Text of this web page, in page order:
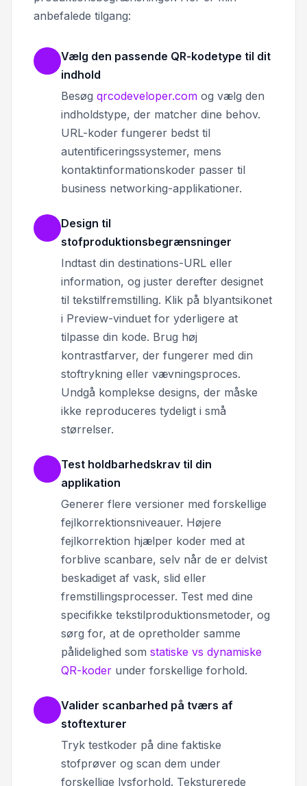
anbefalede tilgang:
Vælg den passende QR-kodetype til dit
indhold
Besøg qrcodeveloper.com og vælg den
indholdstype, der matcher dine behov.
URL-koder fungerer bedst til
autentificeringssystemer, mens
kontaktinformationskoder passer til
business networking-applikationer.
Design til
stofproduktionsbegrænsninger
Indtast din destinations-URL eller
information, og juster derefter designet
til tekstilfremstilling. Klik på blyantsikonet
i Preview-vinduet for yderligere at
tilpasse din kode. Brug høj
kontrastfarver, der fungerer med din
stoftrykning eller vævningsproces.
Undgå komplekse designs, der måske
ikke reproduceres tydeligt i små
størrelser.
Test holdbarhedskrav til din
applikation
Generer flere versioner med forskellige
fejlkorrektionsniveauer. Højere
fejlkorrektion hjælper koder med at
forblive scanbare, selv når de er delvist
beskadiget af vask, slid eller
fremstillingsprocesser. Test med dine
specifikke tekstilproduktionsmetoder, og
sørg for, at de opretholder samme
pålidelighed som statiske vs dynamiske
QR-koder under forskellige forhold.
Valider scanbarhed på tværs af
stoftexturer
Tryk testkoder på dine faktiske
stofprøver og scan dem under
forskellige lysforhold. Teksturerede